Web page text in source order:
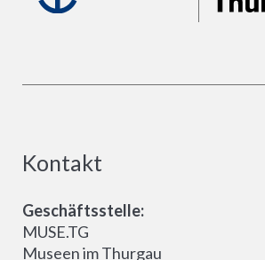
Kontakt
Geschäftsstelle:
MUSE.TG
Museen im Thurgau